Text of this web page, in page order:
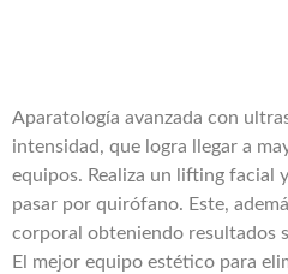
Aparatología avanzada con
intensidad, que logra llegar a
equipos. Realiza un lifting facial
pasar por quirófano. Este,
corporal obteniendo resultados
El mejor equipo estético para